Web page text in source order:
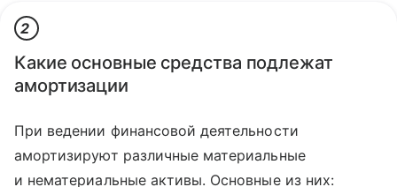
2
Какие основные средства подлежат
амортизации
При ведении финансовой деятельности
амортизируют различные материальные
и нематериальные активы. Основные из них: